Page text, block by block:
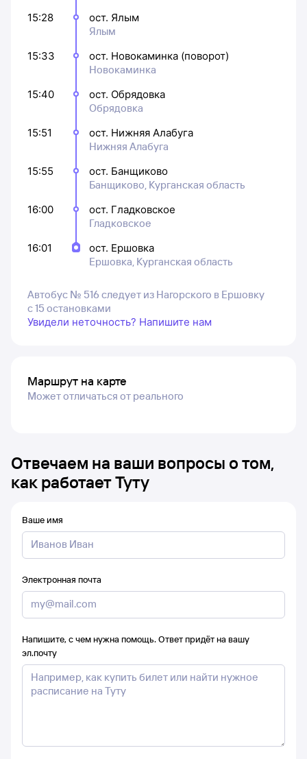
15:28
ост. Ялым
Ялым
15:33
ост. Новокаминка (поворот)
Новокаминка
15:40
ост. Обрядовка
Обрядовка
15:51
ост. Нижняя Алабуга
Нижняя Алабуга
15:55
ост. Банщиково
Банщиково, Курганская область
16:00
ост. Гладковское
Гладковское
16:01
ост. Ершовка
Ершовка, Курганская область
Автобус № 516 следует из Нагорского в Ершовку
с 15 остановками
Увидели неточность? Напишите нам
Маршрут на карте
Может отличаться от реального
Отвечаем на ваши вопросы о том,
как работает Туту
Ваше имя
Электронная почта
Напишите, с чем нужна помощь. Ответ придёт на вашу
эл.почту